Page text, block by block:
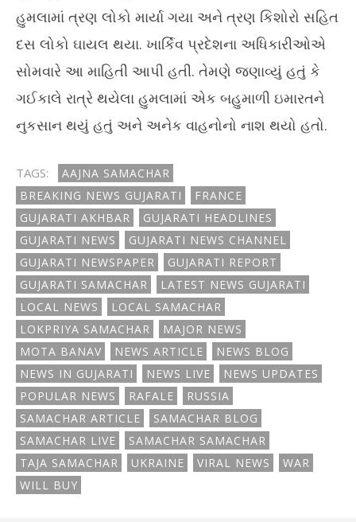
હુમલામાં ત્રણ લોકો માર્યા ગયા અને ત્રણ કિશોરો સહિત
દસ લોકો ઘાયલ થયા. ખાર્કિવ પ્રદેશના અધિકારીઓએ
સોમવારે આ માહિતી આપી હતી. તેમણે જણાવ્યું હતું કે
ગઈકાલે રાત્રે થયેલા હુમલામાં એક બહુમાળી ઇમારતને
નુકસાન થયું હતું અને અનેક વાહનોનો નાશ થયો હતો.
TAGS:
AAJNA SAMACHAR
BREAKING NEWS GUJARATI
FRANCE
GUJARATI AKHBAR
GUJARATI HEADLINES
GUJARATI NEWS
GUJARATI NEWS CHANNEL
GUJARATI NEWSPAPER
GUJARATI REPORT
GUJARATI SAMACHAR
LATEST NEWS GUJARATI
LOCAL NEWS
LOCAL SAMACHAR
LOKPRIYA SAMACHAR
MAJOR NEWS
MOTA BANAV
NEWS ARTICLE
NEWS BLOG
NEWS IN GUJARATI
NEWS LIVE
NEWS UPDATES
POPULAR NEWS
RAFALE
RUSSIA
SAMACHAR ARTICLE
SAMACHAR BLOG
SAMACHAR LIVE
SAMACHAR SAMACHAR
TAJA SAMACHAR
UKRAINE VIRAL NEWS
WAR
WILL BUY